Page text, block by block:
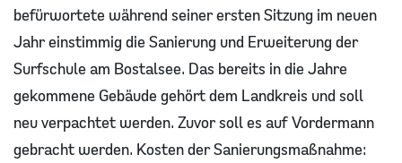
befürwortete während seiner ersten Sitzung im neuen
Jahr einstimmig die Sanierung und Erweiterung der
Surfschule am Bostalsee. Das bereits in die Jahre
gekommene Gebäude gehört dem Landkreis und soll
neu verpachtet werden. Zuvor soll es auf Vordermann
gebracht werden. Kosten der Sanierungsmaßnahme:
Bauen